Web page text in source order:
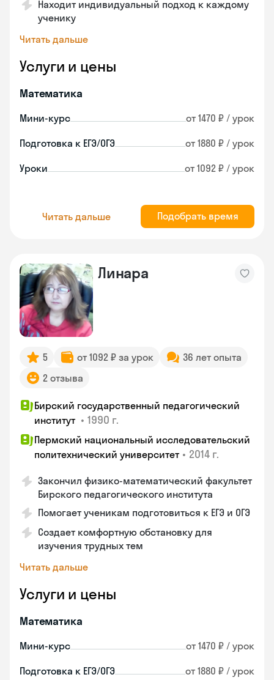
Находит индивидуальный подход к каждому
ученику
Читать дальше
Услуги и цены
Математика
Мини-курс от 1470 ₽ / урок
Подготовка к ЕГЭ/ОГЭ от 1880 ₽ / урок
Уроки от 1092 ₽ / урок
Читать дальше Подобрать время
Линара
5 от 1092 ₽ за урок
36 лет опыта
2 отзыва
Бирский государственный педагогический
институт • 1990 г.
Пермский национальный исследовательский
политехнический университет • 2014 г.
Закончил физико-математический факультет
Бирского педагогического института
Помогает ученикам подготовиться к ЕГЭ и ОГЭ
Создает комфортную обстановку для
изучения трудных тем
Читать дальше
Услуги и цены
Математика
Мини-курс от 1470 ₽ / урок
Подготовка к ЕГЭ/ОГЭ от 1880 ₽ / урок